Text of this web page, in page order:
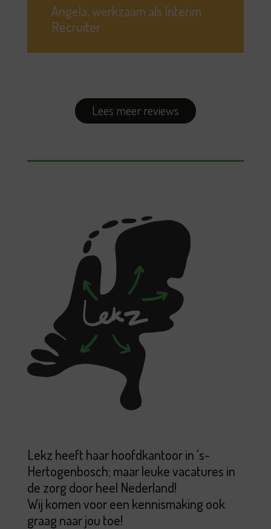
Angela, werkzaam als Interim
Recruiter
Lees meer reviews
Lekz heeft haar hoofdkantoor in 's-
Hertogenbosch; maar leuke vacatures in
de zorg door heel Nederland!
Wij komen voor een kennismaking ook
graag naar jou toe!